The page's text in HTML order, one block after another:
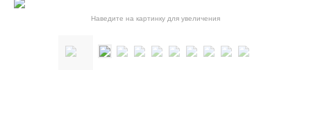
Наведите на картинку для увеличения